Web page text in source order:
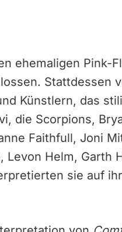
ehemaligen Pink-
Stattdessen
Künstlern, das
die Scorpions,
Faithfull, Joni
Levon Helm, Garth
sie auf